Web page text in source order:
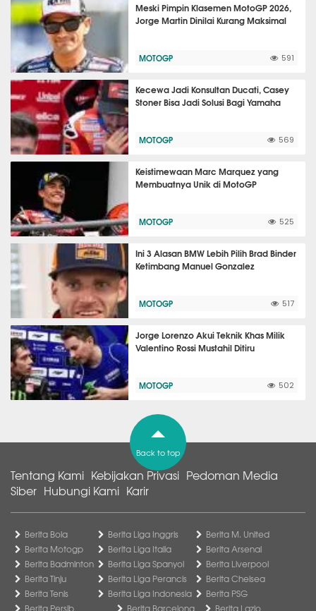
Meski Pimpin Klasemen MotoGP 2026,
Jorge Martin Dinilai Kurang Maksimal
MOTOGP 591
Kecewa Jadi Konsultan Ducati, Casey
Stoner Bisa Jadi Solusi Bagi Yamaha
MOTOGP 569
Keistimewaan Marc Marquez yang
Membuatnya Unik di MotoGP
MOTOGP 525
Ini 3 Alasan BMW Lebih Pilih Brad Binder
Ketimbang Manuel Gonzalez
MOTOGP 517
Jorge Lorenzo Akui Teknik Khas Milik
Valentino Rossi Mustahil Ditiru
MOTOGP 502
Back to top
Tentang Kami Kebijakan Privasi Pedoman Media
Siber Hubungi Kami Karir
Berita Bola
Berita Motogp
Berita Badminton
Berita Tinju
Berita Tenis
Berita Liga Inggris
Berita Liga Italia
Berita Liga Spanyol
Berita Liga Perancis
Berita Liga Indonesia
Berita M. United
Berita Arsenal
Berita Liverpool
Berita Chelsea
Berita PSG
Berita Persib
Berita Barcelona Berita Lazio